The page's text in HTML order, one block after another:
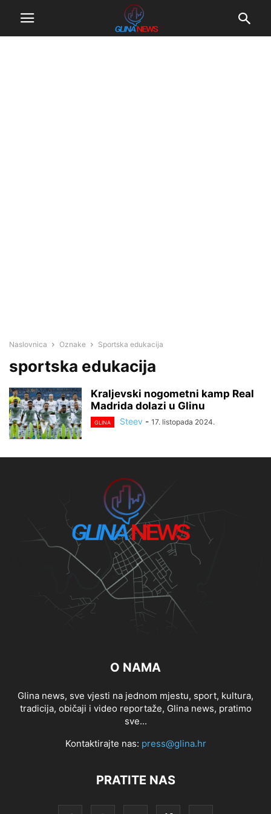
Naslovnica Oznake Sportska edukacija
sportska edukacija
Kraljevski nogometni kamp Real
Madrida dolazi u Glinu
GLINA Steev - 17. listopada 2024.
O NAMA
Glina news, sve vjesti na jednom mjestu, sport, kultura,
tradicija, običaji i video reportaže, Glina news, pratimo
sve...
Kontaktirajte nas: press@glina.hr
PRATITE NAS